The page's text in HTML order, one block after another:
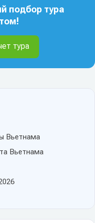
Вьетнама
Вьетнама
подбор тура
тура